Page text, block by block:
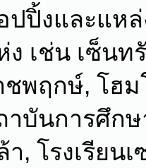
ปปิ้งและแห
ง เช่น เซ็นท
ชพฤกษ์, โฮ
าบันการศึกษ
า, โรงเรียน